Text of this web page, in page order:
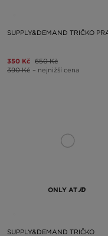
SUPPLY&DEMAND TRIČKO
350 Kč 650 Kč
390 Kč – nejnižší cena
ONLY AT
SUPPLY&DEMAND TRIČKO